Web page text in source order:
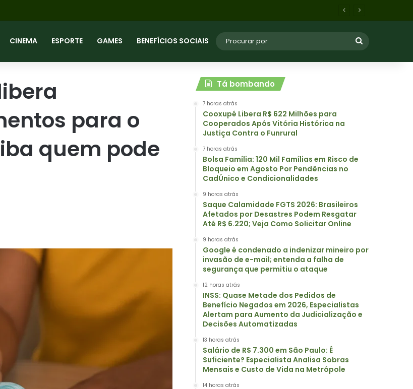
CINEMA ESPORTE GAMES BENEFÍCIOS SOCIAIS
para o
quem pode
Tá bombando
7 horas atrás
Cooxupé Libera R$ 622 Milhões para
Cooperados Após Vitória Histórica na
Justiça Contra o Funrural
7 horas atrás
Bolsa Família: 120 Mil Famílias em Risco de
Bloqueio em Agosto Por Pendências no
CadÚnico e Condicionalidades
9 horas atrás
Saque Calamidade FGTS 2026: Brasileiros
Afetados por Desastres Podem Resgatar
Até R$ 6.220; Veja Como Solicitar Online
9 horas atrás
Google é condenado a indenizar mineiro por
invasão de e-mail; entenda a falha de
segurança que permitiu o ataque
12 horas atrás
INSS: Quase Metade dos Pedidos de
Benefício Negados em 2026, Especialistas
Alertam para Aumento da Judicialização e
Decisões Automatizadas
13 horas atrás
Salário de R$ 7.300 em São Paulo: É
Suficiente? Especialista Analisa Sobras
Mensais e Custo de Vida na Metrópole
14 horas atrás